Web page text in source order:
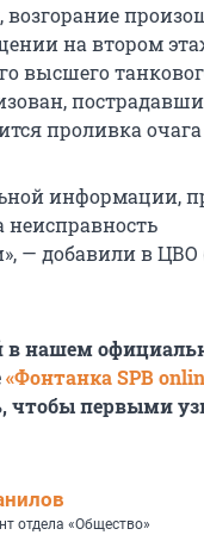
возгорание
на втором
высшего
проливка
информации,
неисправность
— добавили в ЦВО
в нашем
«Фонтанка SPB
чтобы первыми
отдела «Общество»